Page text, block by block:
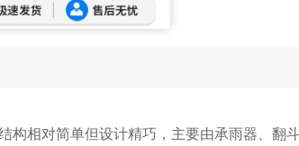
构相对简单但设计精巧，主要由承雨器、翻